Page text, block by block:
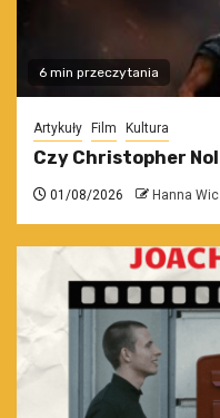
6 min przeczytania
Artykuły Film Kultura
Czy Christopher
01/08/2026 Hanna